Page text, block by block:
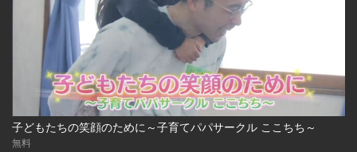
子どもたちの笑顔のために～子育てパパサークル ここちち～
無料